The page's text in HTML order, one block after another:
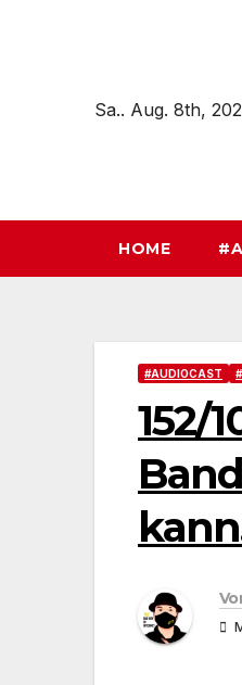
Sa.. Aug. 8th,
HOME
#AUDIOCAST
152/